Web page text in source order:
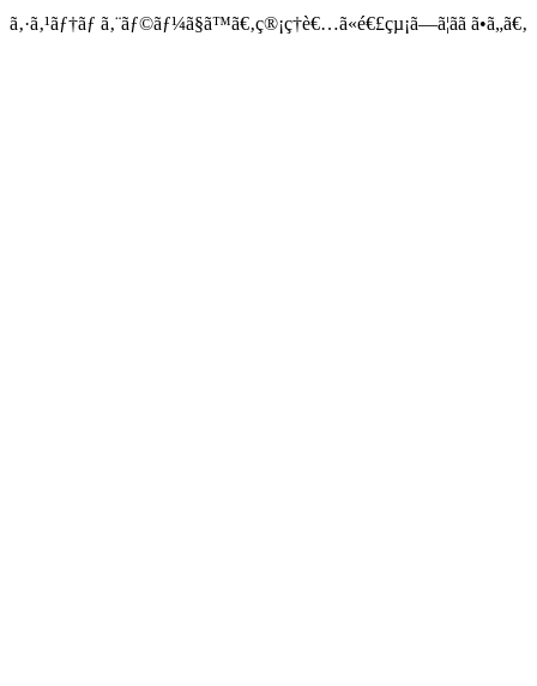
ã‚·ã‚¹ãƒ†ãƒ ã‚¨ãƒ©ãƒ¼ã§ã™ã€‚ç®¡ç†è€…ã«é€£çµ¡ã—ã¦ãã ã•ã„ã€‚